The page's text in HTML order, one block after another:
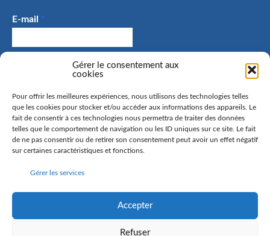
Gérer le consentement aux
cookies
Pour offrir les meilleures expériences, nous utilisons des technologies telles
que les cookies pour stocker et/ou accéder aux informations des appareils. Le
fait de consentir à ces technologies nous permettra de traiter des données
telles que le comportement de navigation ou les ID uniques sur ce site. Le fait
de ne pas consentir ou de retirer son consentement peut avoir un effet négatif
sur certaines caractéristiques et fonctions.
Gérer les services
Accepter
Refuser
E-mail *
J'accepte de recevoir des e-mails et confirme avoir
pris connaissance de la politique de confidentialité.
La commune de Hangenbieten collecte votre adresse mail
afin de vous envoyer notre lettre d’information. Vous
en savoir plus sur la gestion de vos données personnelles
et pour exercer vos droits, rendez-vous sur la page
politique de confidentialité